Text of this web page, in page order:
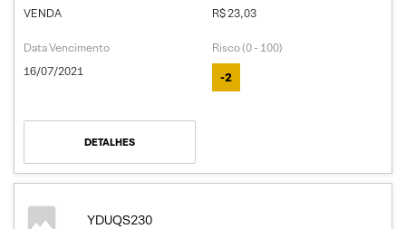
VENDA
R$ 23,03
Data Vencimento
16/07/2021
Risco (0 - 100)
-2
DETALHES
YDUQS230